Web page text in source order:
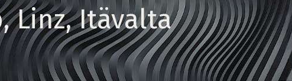
Linz, Itävalta